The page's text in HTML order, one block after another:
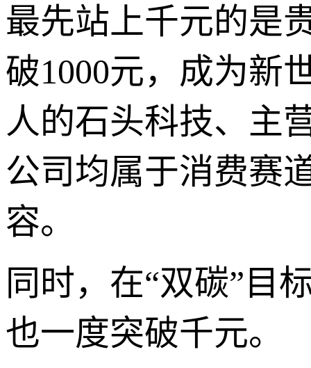
最先站上千元的是
破1000元，成为新
人的石头科技、主
公司均属于消费赛
容。
同时，在“双碳”目
也一度突破千元。